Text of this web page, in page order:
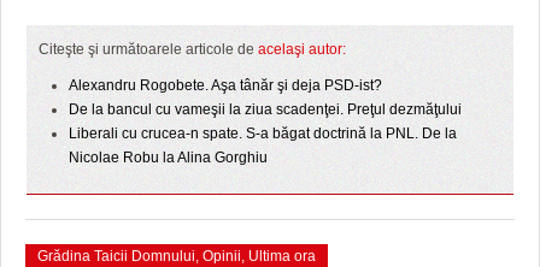
LICEE, ŞCOLI ŞI GRĂDINIŢE DIN TIMIŞ
PRIMĂRIILE DIN TIMIŞ
SFATUL MEDICULUI
SFATURI JURIDICE
Citeşte şi următoarele articole de acelaşi autor:
Alexandru Rogobete. Aşa tânăr şi deja PSD-ist?
De la bancul cu vameşii la ziua scadenţei. Preţul dezmăţului
Liberali cu crucea-n spate. S-a băgat doctrină la PNL. De la
Nicolae Robu la Alina Gorghiu
Grădina Taicii Domnului, Opinii, Ultima ora